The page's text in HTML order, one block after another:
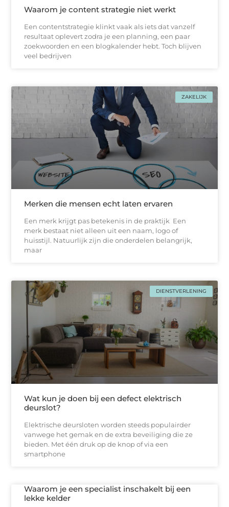
Waarom je content strategie niet werkt
Een contentstrategie klinkt vaak als iets dat vanzelf
resultaat oplevert zodra je een planning, een paar
zoekwoorden en een blogkalender hebt. Toch blijven
veel bedrijven
ZAKELIJK
Merken die mensen echt laten ervaren
Een merk krijgt pas betekenis in de praktijk Een
merk bestaat niet alleen uit een naam, logo of
huisstijl. Natuurlijk zijn die onderdelen belangrijk,
maar
DIENSTVERLENING
Wat kun je doen bij een defect elektrisch
deurslot?
Elektrische deursloten worden steeds populairder
vanwege het gemak en de extra beveiliging die ze
bieden. Met één druk op de knop of via een
smartphone
Waarom je een specialist inschakelt bij een
lekke kelder